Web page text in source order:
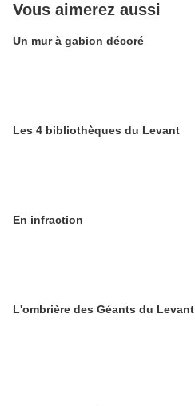
Vous aimerez aussi
Un mur à gabion décoré
Les 4 bibliothèques du Levant
En infraction
L'ombrière des Géants du Levant